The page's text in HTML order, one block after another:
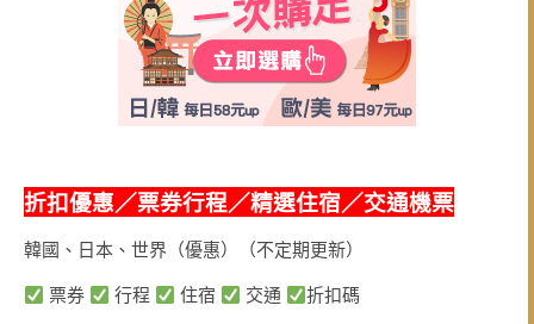
折扣優惠／票券行程／精選住宿／交通機票
韓國、日本、世界（優惠）（不定期更新）
票券
行程 住宿 交通 折扣碼